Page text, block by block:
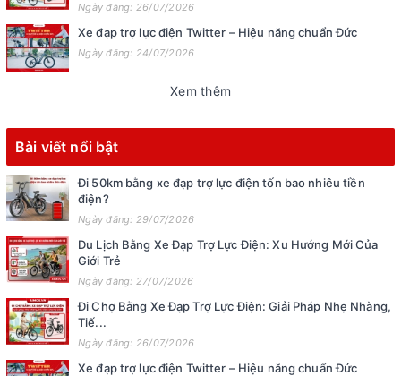
Ngày đăng: 26/07/2026
Xe đạp trợ lực điện Twitter – Hiệu năng chuẩn Đức
Ngày đăng: 24/07/2026
Xem thêm
Bài viết nổi bật
Đi 50km bằng xe đạp trợ lực điện tốn bao nhiêu tiền
điện?
Ngày đăng: 29/07/2026
Du Lịch Bằng Xe Đạp Trợ Lực Điện: Xu Hướng Mới Của
Giới Trẻ
Ngày đăng: 27/07/2026
Đi Chợ Bằng Xe Đạp Trợ Lực Điện: Giải Pháp Nhẹ Nhàng,
Tiế...
Ngày đăng: 26/07/2026
Xe đạp trợ lực điện Twitter – Hiệu năng chuẩn Đức